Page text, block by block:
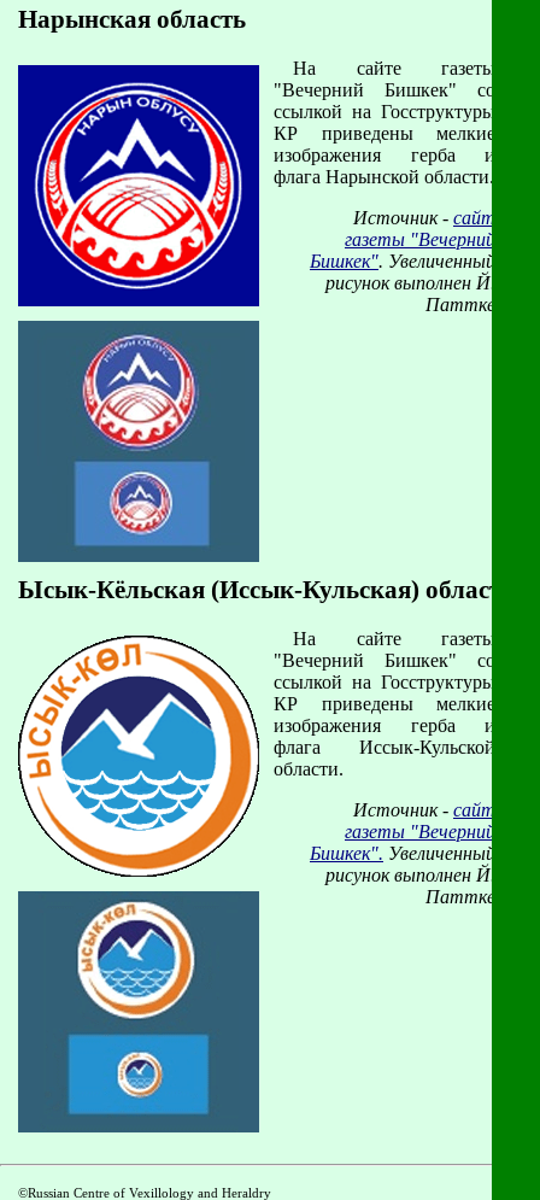
Нарынская область
На сайте газеты
"Вечерний Бишкек" со
ссылкой на Госструктуры
КР приведены мелкие
изображения герба и
флага Нарынской области.
Источник - сайт
газеты "Вечерний
Бишкек". Увеличенный
рисунок выполнен Й.
Паттке
Ысык-Кёльская (Иссык-Кульская) область
На сайте газеты
"Вечерний Бишкек" со
ссылкой на Госструктуры
КР приведены мелкие
изображения герба и
флага Иссык-Кульской
области.
Источник - сайт
газеты "Вечерний
Бишкек". Увеличенный
рисунок выполнен Й.
Паттке
©Russian Centre of Vexillology and Heraldry